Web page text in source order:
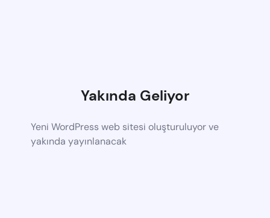
Yakında Geliyor
Yeni WordPress web sitesi oluşturuluyor ve
yakında yayınlanacak